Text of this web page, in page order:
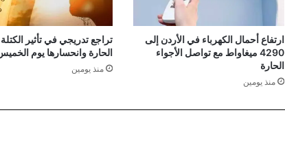
ارتفاع أحمال الكهرباء في الأردن إلى
4290 ميغاواط مع تواصل الأجواء
الحارة
منذ يومين
تراجع تدريجي في تأثير الكتلة
الحارة وانحسارها يوم
منذ يومين